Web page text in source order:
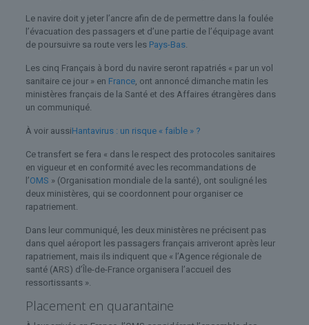
Le navire doit y jeter l’ancre afin de de permettre dans la foulée
l’évacuation des passagers et d’une partie de l’équipage avant
de poursuivre sa route vers les Pays-Bas.
Les cinq Français à bord du navire seront rapatriés « par un vol
sanitaire ce jour » en France, ont annoncé dimanche matin les
ministères français de la Santé et des Affaires étrangères dans
un communiqué.
À voir aussiHantavirus : un risque « faible » ?
Ce transfert se fera « dans le respect des protocoles sanitaires
en vigueur et en conformité avec les recommandations de
l’OMS » (Organisation mondiale de la santé), ont souligné les
deux ministères, qui se coordonnent pour organiser ce
rapatriement.
Dans leur communiqué, les deux ministères ne précisent pas
dans quel aéroport les passagers français arriveront après leur
rapatriement, mais ils indiquent que « l’Agence régionale de
santé (ARS) d’Île-de-France organisera l’accueil des
ressortissants ».
Placement en quarantaine